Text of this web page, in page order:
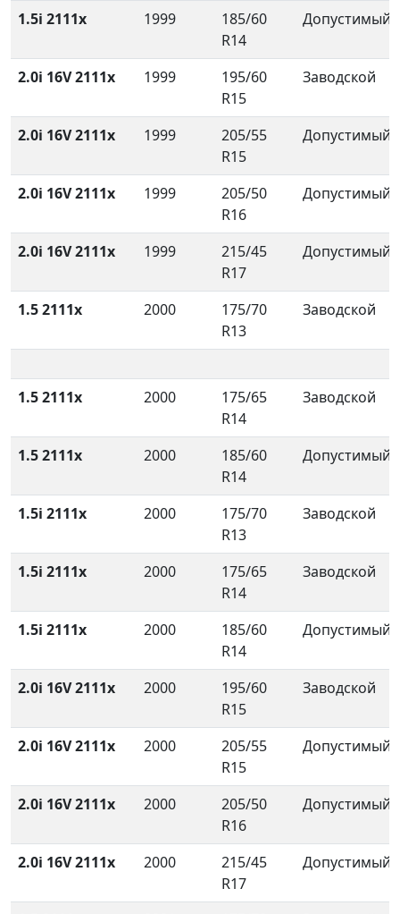
1.5i 2111x 1999
185/60
R14
Допустимый
2.0i 16V 2111x 1999
195/60
R15
Заводской
2.0i 16V 2111x 1999
205/55
R15
Допустимый
2.0i 16V 2111x 1999
205/50
R16
Допустимый
2.0i 16V 2111x 1999
215/45
R17
Допустимый
1.5 2111x 2000
175/70
R13
Заводской
1.5 2111x 2000
175/65
R14
Заводской
1.5 2111x 2000
185/60
R14
Допустимый
1.5i 2111x 2000
175/70
R13
Заводской
1.5i 2111x 2000
175/65
R14
Заводской
1.5i 2111x 2000
185/60
R14
Допустимый
2.0i 16V 2111x 2000
195/60
R15
Заводской
2.0i 16V 2111x 2000
205/55
R15
Допустимый
2.0i 16V 2111x 2000
205/50
R16
Допустимый
2.0i 16V 2111x 2000
215/45
R17
Допустимый